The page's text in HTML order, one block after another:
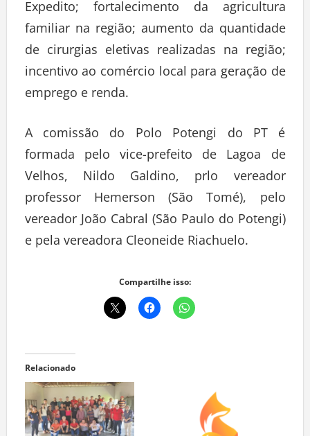
Expedito; fortalecimento da agricultura
familiar na região; aumento da quantidade
de cirurgias eletivas realizadas na região;
incentivo ao comércio local para geração de
emprego e renda.
A comissão do Polo Potengi do PT é
formada pelo vice-prefeito de Lagoa de
Velhos, Nildo Galdino, prlo vereador
professor Hemerson (São Tomé), pelo
vereador João Cabral (São Paulo do Potengi)
e pela vereadora Cleoneide Riachuelo.
Compartilhe isso:
Relacionado